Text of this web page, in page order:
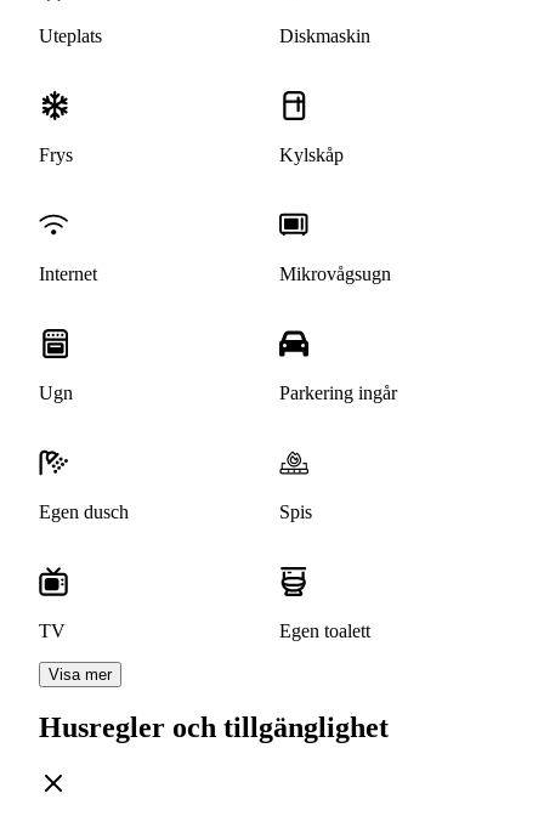
Uteplats Diskmaskin
Frys Kylskåp
Internet Mikrovågsugn
Ugn Parkering ingår
Egen dusch Spis
TV Egen toalett
Visa mer
Husregler och tillgänglighet